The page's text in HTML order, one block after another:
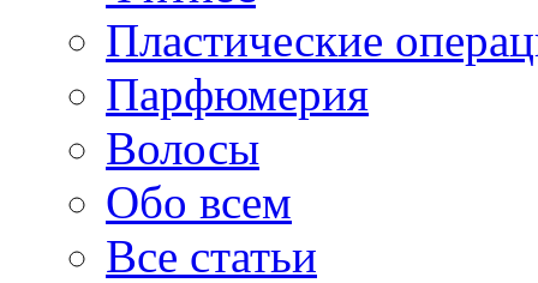
Пластические
Парфюмерия
Волосы
Обо всем
Все статьи